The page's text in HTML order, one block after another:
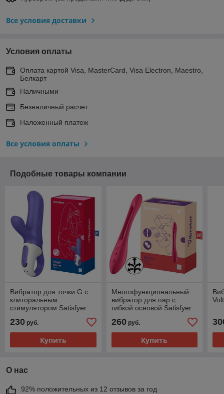
Все условия доставки
Условия оплаты
Оплата картой Visa, MasterCard, Visa Electron, Maestro,
Белкарт
Наличными
Безналичный расчет
Наложенный платеж
Все условия оплаты
Подобные товары компании
Вибратор для точки G с
клиторальным
стимулятором Satisfyer
230 руб.
Купить
Многофункциональный
вибратор для пар с
гибкой основой Satisfyer
260руб.
Купить
О нас
92% положительных из 12 отзывов за год